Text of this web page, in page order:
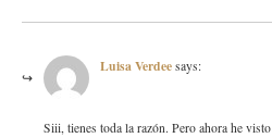
Luisa Verdee says:
Siii, tienes toda la razón. Pero ahora he